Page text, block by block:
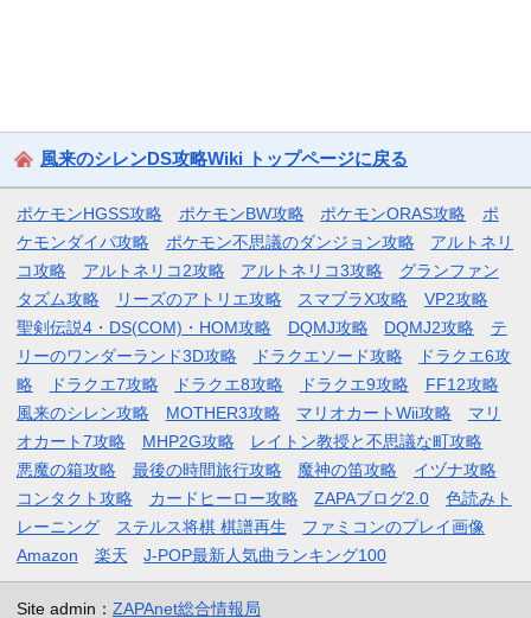
風来のシレンDS攻略Wiki トップページに戻る
ポケモンHGSS攻略 ポケモンBW攻略 ポケモンORAS攻略
ポ
ケモンダイパ攻略
ポケモン不思議のダンジョン攻略
アルトネリ
コ攻略
アルトネリコ2攻略 アルトネリコ3攻略
グランファン
タズム攻略
リーズのアトリエ攻略 スマブラX攻略
VP2攻略
聖剣伝説4・DS(COM)・HOM攻略
DQMJ攻略 DQMJ2攻略
テ
リーのワンダーランド3D攻略
ドラクエソード攻略
ドラクエ6攻
略
ドラクエ7攻略 ドラクエ8攻略 ドラクエ9攻略
FF12攻略
風来のシレン攻略
MOTHER3攻略 マリオカートWii攻略
マリ
オカート7攻略
MHP2G攻略
レイトン教授と不思議な町攻略
悪魔の箱攻略
最後の時間旅行攻略 魔神の笛攻略
イヅナ攻略
コンタクト攻略
カードヒーロー攻略 ZAPAブログ2.0
色読みト
レーニング
ステルス将棋 棋譜再生
ファミコンのプレイ画像
Amazon
楽天 J-POP最新人気曲ランキング100
Site admin： ZAPAnet総合情報局